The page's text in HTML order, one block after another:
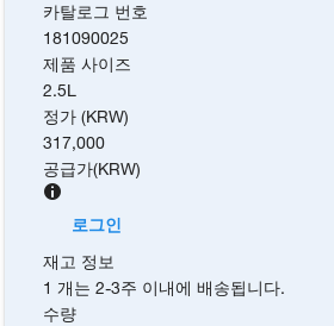
카탈로그 번호
181090025
제품 사이즈
2.5L
정가 (KRW)
317,000
공급가(KRW)
로그인
재고 정보
1 개는 2-3주 이내에 배송됩니다.
수량